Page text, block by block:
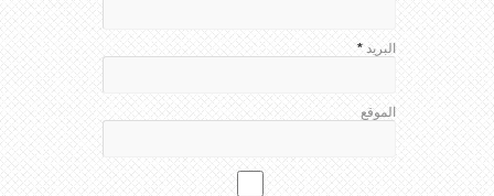
البريد *
الموقع